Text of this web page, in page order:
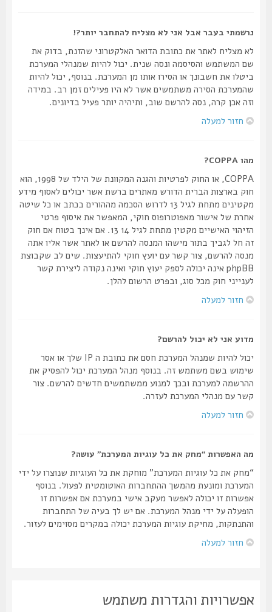
נרשמתי בעבר אבל אני לא מצליח להתחבר יותר?!
לא מצליח לאתר את כתובת הדואר האלקטרוני שהזנת, בדוק את
שם המשתמש והסיסמה ונסה שנית. יכול להיות שמנהלי המערכת
ביטלו את חשבונך או הסירו אותו מן המערכת. בנוסף, יכול להיות
שהמערכת הסירה משתמשים אשר לא היו פעילים זמן רב. במידה
וזה אכן קרה, נסה להרשם שוב, ותיהיה יותר פעיל בדיונים.
חזור למעלה
COPPA, או החוק לפרטיות והגנה המקוונת של הילד של 1998, הוא
חוק בארצות הברית הדורש מאתרים ברשת אשר יכולים לאסוף מידע
מקטינים מתחת לגיל 13 לדרוש הסכמה מההורים בכתב או כל שיטה
אחרת של אישור מאפוטרופוס חוקי, המאפשר את איסוף פרטי
הזיהוי האישיים מקטין מתחת לגיל 14 13. אם אינך בטוח אם חוק
זה חל לגביך בתור מישהו המנסה להרשם או לאתר אשר אליו אתה
מנסה להרשם, צור קשר עם יועץ חוקי להתיעצות. שים לב שקבוצת
phpBB אינה יכולה לספק יעוץ חוקי ואינה נקודה ליצירת קשר
לענייני חוק מכל סוג, ובפרט הרשום להלן.
חזור למעלה
מדוע אני לא יכול להרשם?
יכול להיות שמנהל המערכת חסם את כתובת ה IP שלך או אסר
שימוש בשם משתמש זה. בנוסף מנהל המערכת יכול להפסיק את
ההרשמה למערכת ובכך למנוע ממשתמשים חדשים להרשם. צור
קשר עם מנהלי המערכת לעזרה.
חזור למעלה
מה האפשרות “מחק את כל עוגיות המערכת” עושה?
“מחק את כל עוגיות המערכת” מוחקת את כל העוגיות שנוצרו על ידי
המערכת ומונעת מהמשך ההתחברות האוטומטית לפעול. בנוסף
אפשרות זו יכולה לאפשר מעקב אישי במערכת אם אפשרות זו
הופעלה על ידי מנהל המערכת. אם יש לך בעיה של התחברות
והתנתקות, מחיקת עוגיות המערכת יכולה במקרים מסוימים לעזור.
חזור למעלה
אפשרויות והגדרות משתמש